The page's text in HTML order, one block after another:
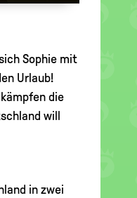
Sophie mit
Urlaub!
die
will
in zwei